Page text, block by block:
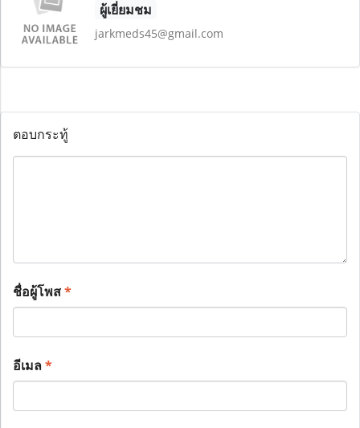
ผู้เยี่ยมชม
jarkmeds45@gmail.com
ตอบกระทู้
ชื่อผู้โพส*
อีเมล*